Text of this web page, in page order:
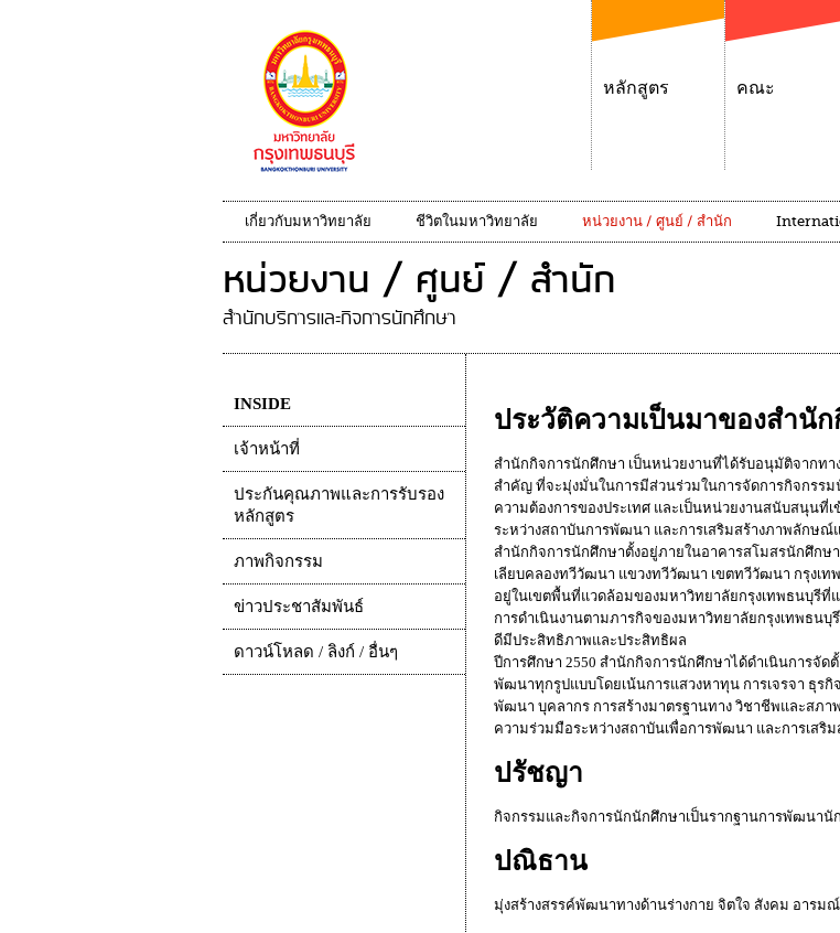
หลักสูตร คณะ
เกี่ยวกับมหาวิทยาลัย ชีวิตในมหาวิทยาลัย หน่วยงาน / ศูนย์ / สำนัก
หน่วยงาน / ศูนย์ / สำนัก
สำนักบริการและกิจการนักศึกษา
ประวัติความเป็นมาของสำนั
สำนักกิจการนักศึกษา เป็นหน่วยงานที่ได้รับอนุมัติจากทา
สำคัญ ที่จะมุ่งมั่นในการมีส่วนร่วมในการจัดการกิจกร
ความต้องการของประเทศ และเป็นหน่วยงานสนับสนุนที่
ระหว่างสถาบันการพัฒนา และการเสริมสร้างภาพลักษณ์
สำนักกิจการนักศึกษาตั้งอยู่ภายในอาคารสโมสรนักศึกษ
เลียบคลองทวีวัฒนา แขวงทวีวัฒนา เขตทวีวัฒนา กรุงเ
อยู่ในเขตพื้นที่แวดล้อมของมหาวิทยาลัยกรุงเทพธนบุรี
การดำเนินงานตามภารกิจของมหาวิทยาลัยกรุงเทพธน
ดีมีประสิทธิภาพและประสิทธิผล
ปีการศึกษา 2550 สำนักกิจการนักศึกษาได้ดำเนินการจั
พัฒนาทุกรูปแบบโดยเน้นการแสวงหาทุน การเจรจา ธุร
พัฒนา บุคลากร การสร้างมาตรฐานทาง วิชาชีพและสภา
ความร่วมมือระหว่างสถาบันเพื่อการพัฒนา และการเสริ
ปรัชญา
กิจกรรมและกิจการนักนักศึกษาเป็นรากฐานการพัฒนานั
ปณิธาน
มุ่งสร้างสรรค์พัฒนาทางด้านร่างกาย จิตใจ สังคม อารม
INSIDE
เจ้าหน้าที่
ประกันคุณภาพและการรับรอง
หลักสูตร
ภาพกิจกรรม
ข่าวประชาสัมพันธ์
ดาวน์โหลด / ลิงก์ / อื่นๆ